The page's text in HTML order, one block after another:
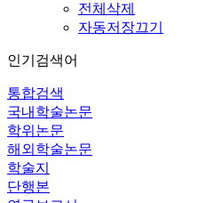
전체삭제
자동저장끄기
인기검색어
통합검색
국내학술논문
학위논문
해외학술논문
학술지
단행본